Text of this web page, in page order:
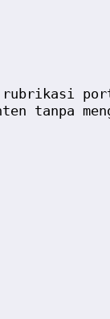
tanpa